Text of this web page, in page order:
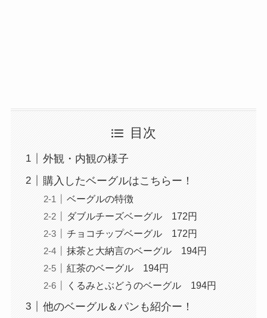
目次
外観・内観の様子
購入したベーグルはこちらー！
ベーグルの特徴
ダブルチーズベーグル 172円
チョコチップベーグル 172円
抹茶と大納言のベーグル 194円
紅茶のベーグル 194円
くるみとぶどうのベーグル 194円
他のベーグル＆パンも紹介ー！